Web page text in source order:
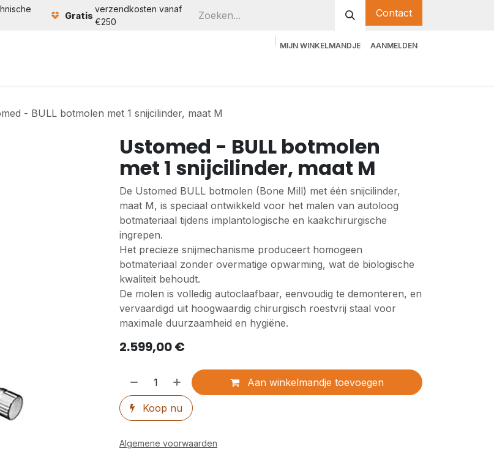
Gratis
verzendkosten vanaf
€250
Contact
MIJN WINKELMANDJE AANMELDEN
- BULL botmolen met 1 snijcilinder, maat M
Ustomed - BULL botmolen
met 1 snijcilinder, maat M
De Ustomed BULL botmolen (Bone Mill) met één snijcilinder,
maat M, is speciaal ontwikkeld voor het malen van autoloog
botmateriaal tijdens implantologische en kaakchirurgische
ingrepen.
Het precieze snijmechanisme produceert homogeen
botmateriaal zonder overmatige opwarming, wat de biologische
kwaliteit behoudt.
De molen is volledig autoclaafbaar, eenvoudig te demonteren, en
vervaardigd uit hoogwaardig chirurgisch roestvrij staal voor
maximale duurzaamheid en hygiëne.
2.599,00€
Aan winkelmandje toevoegen
Koop nu
Algemene voorwaarden